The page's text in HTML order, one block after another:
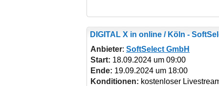
DIGITAL X in online / Köln -
Anbieter: SoftSelect GmbH
Start: 18.09.2024 um 09:00
Ende: 19.09.2024 um 18:00
Konditionen: kostenloser